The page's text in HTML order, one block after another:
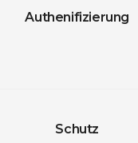
Authenifizierung
Schutz